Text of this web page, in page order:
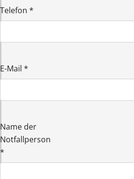
Telefon *
E-Mail *
Name der
Notfallperson
*